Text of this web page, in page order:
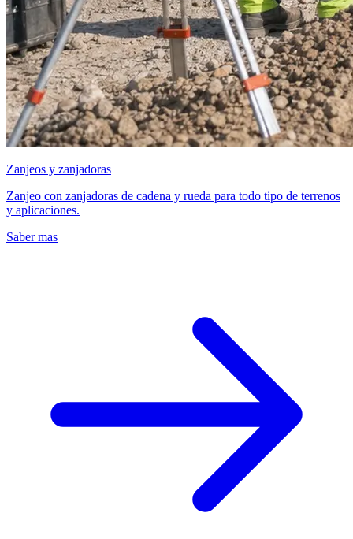
Zanjeos y zanjadoras
Zanjeo con zanjadoras de cadena y rueda para todo tipo de terrenos
y aplicaciones.
Saber mas